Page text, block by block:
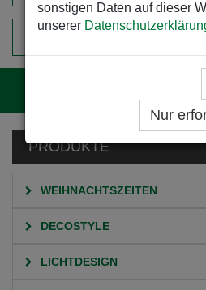
sonstigen Daten auf dieser
unserer
Nur
PRODUKTE
WEIHNACHTSZEITEN
DECOSTYLE
LICHTDESIGN